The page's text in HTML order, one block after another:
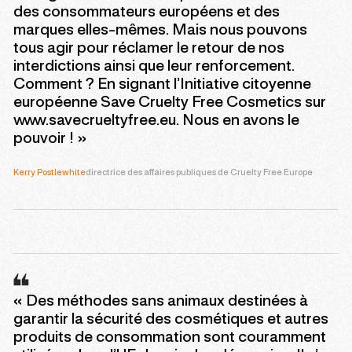
des consommateurs européens et des
marques elles-mêmes. Mais nous pouvons
tous agir pour réclamer le retour de nos
interdictions ainsi que leur renforcement.
Comment ? En signant l’Initiative citoyenne
européenne Save Cruelty Free Cosmetics sur
www.savecrueltyfree.eu. Nous en avons le
pouvoir ! »
Kerry Postlewhitedirectrice des affaires publiques de Cruelty Free Europe
« Des méthodes sans animaux destinées à
garantir la sécurité des cosmétiques et autres
produits de consommation sont couramment